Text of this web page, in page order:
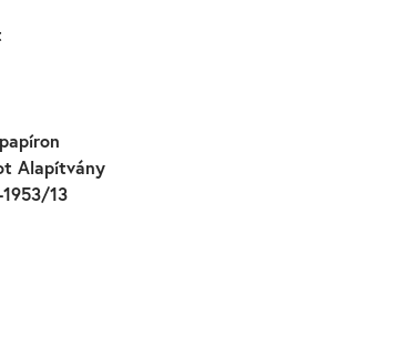
Alapítvány
1953/13